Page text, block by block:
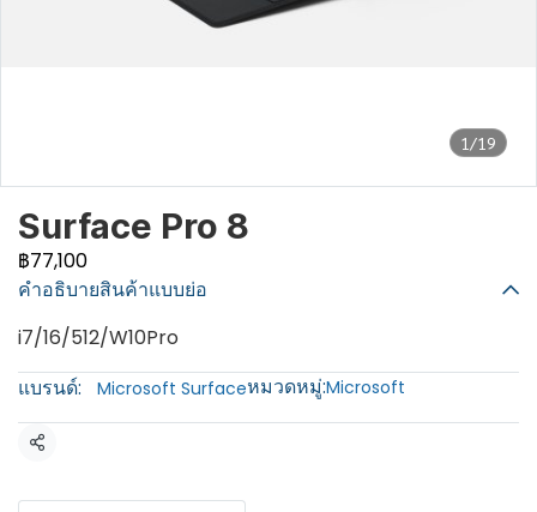
1/19
Surface Pro 8
฿77,100
คำอธิบายสินค้าแบบย่อ
i7/16/512/W10Pro
แบรนด์:
Microsoft Surfaceหมวดหมู่:Microsoft
แชร์